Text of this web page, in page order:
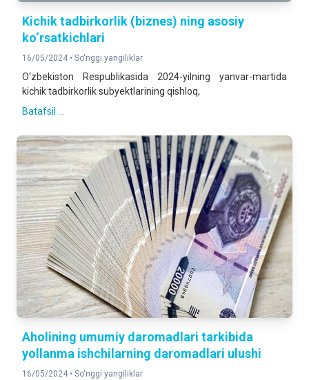
Kichik tadbirkorlik (biznes) ning asosiy
ko‘rsatkichlari
16/05/2024 • So'nggi yangiliklar
O‘zbekiston Respublikasida 2024-yilning yanvar-martida
kichik tadbirkorlik subyektlarining qishloq,
Batafsil ...
Aholining umumiy daromadlari tarkibida
yollanma ishchilarning daromadlari ulushi
16/05/2024 • So'nggi yangiliklar